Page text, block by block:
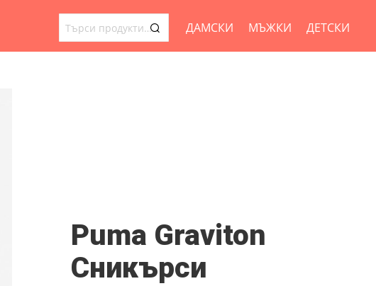
ТЪРСЕНЕ
ДАМСКИ МЪЖКИ ДЕТСКИ
Puma Graviton
Сникърси